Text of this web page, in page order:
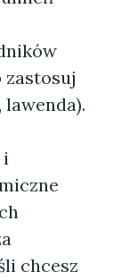
zastosuj
i
chcesz